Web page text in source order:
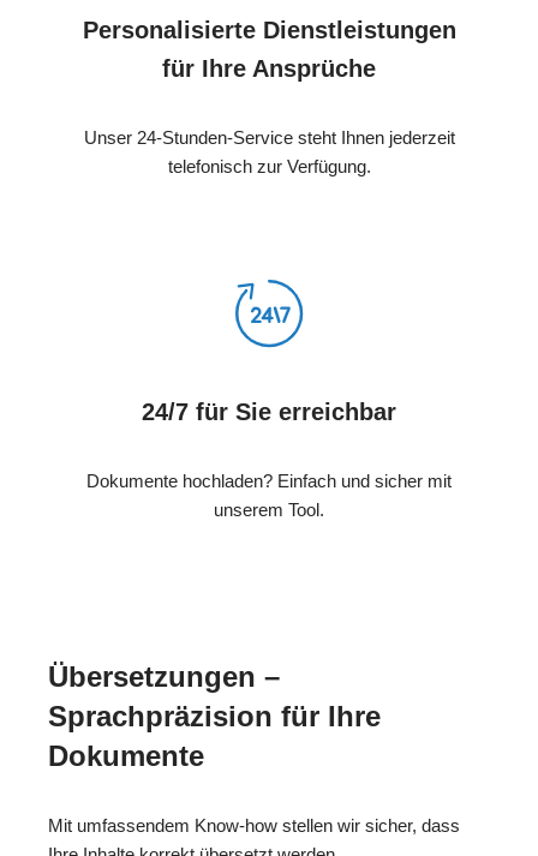
Personalisierte Dienstleistungen
für Ihre Ansprüche
Unser 24-Stunden-Service steht Ihnen jederzeit
telefonisch zur Verfügung.
24/7 für Sie erreichbar
Dokumente hochladen? Einfach und sicher mit
unserem Tool.
Übersetzungen –
Sprachpräzision für Ihre
Dokumente
Mit umfassendem Know-how stellen wir sicher, dass